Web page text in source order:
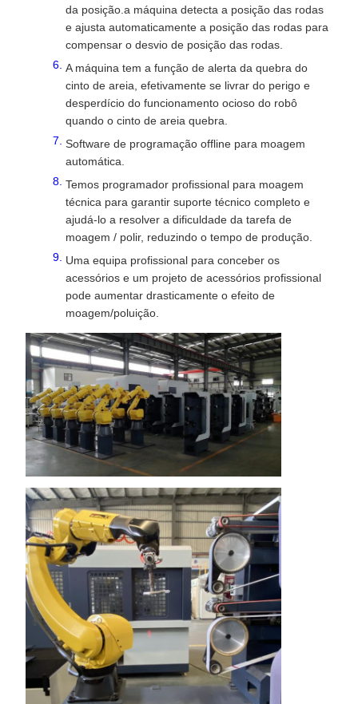
da posição.a máquina detecta a posição das rodas
e ajusta automaticamente a posição das rodas para
compensar o desvio de posição das rodas.
A máquina tem a função de alerta da quebra do
cinto de areia, efetivamente se livrar do perigo e
desperdício do funcionamento ocioso do robô
quando o cinto de areia quebra.
Software de programação offline para moagem
automática.
Temos programador profissional para moagem
técnica para garantir suporte técnico completo e
ajudá-lo a resolver a dificuldade da tarefa de
moagem / polir, reduzindo o tempo de produção.
Uma equipa profissional para conceber os
acessórios e um projeto de acessórios profissional
pode aumentar drasticamente o efeito de
moagem/poluição.